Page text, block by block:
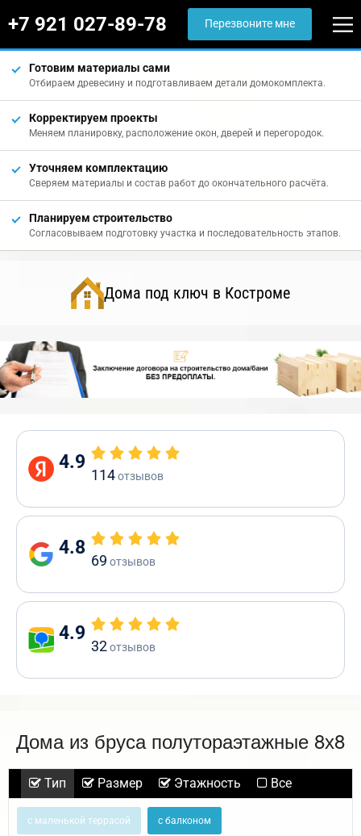
+7 921 027-89-78 Перезвоните мне
Готовим материалы сами
Отбираем древесину и подготавливаем детали домокомплекта.
Корректируем проекты
Меняем планировку, расположение окон, дверей и перегородок.
Уточняем комплектацию
Сверяем материалы и состав работ до окончательного расчёта.
Планируем строительство
Согласовываем подготовку участка и последовательность этапов.
Дома под ключ в Костроме
4.9
114отзывов
4.8
69 отзывов
4.9
32отзывов
Дома из бруса полутораэтажные 8х8
Тип Размер Этажность Все
с маленькой террасой с балконом